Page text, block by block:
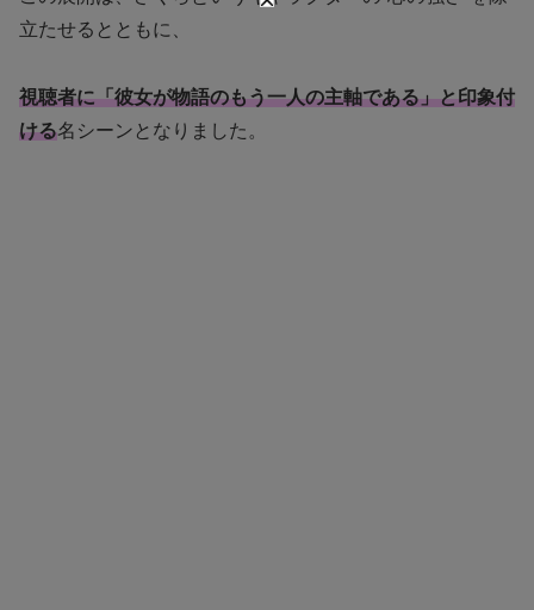
立たせるとともに、
視聴者に「彼女が物語のもう一人の主軸である」と印象付
ける名シーンとなりました。